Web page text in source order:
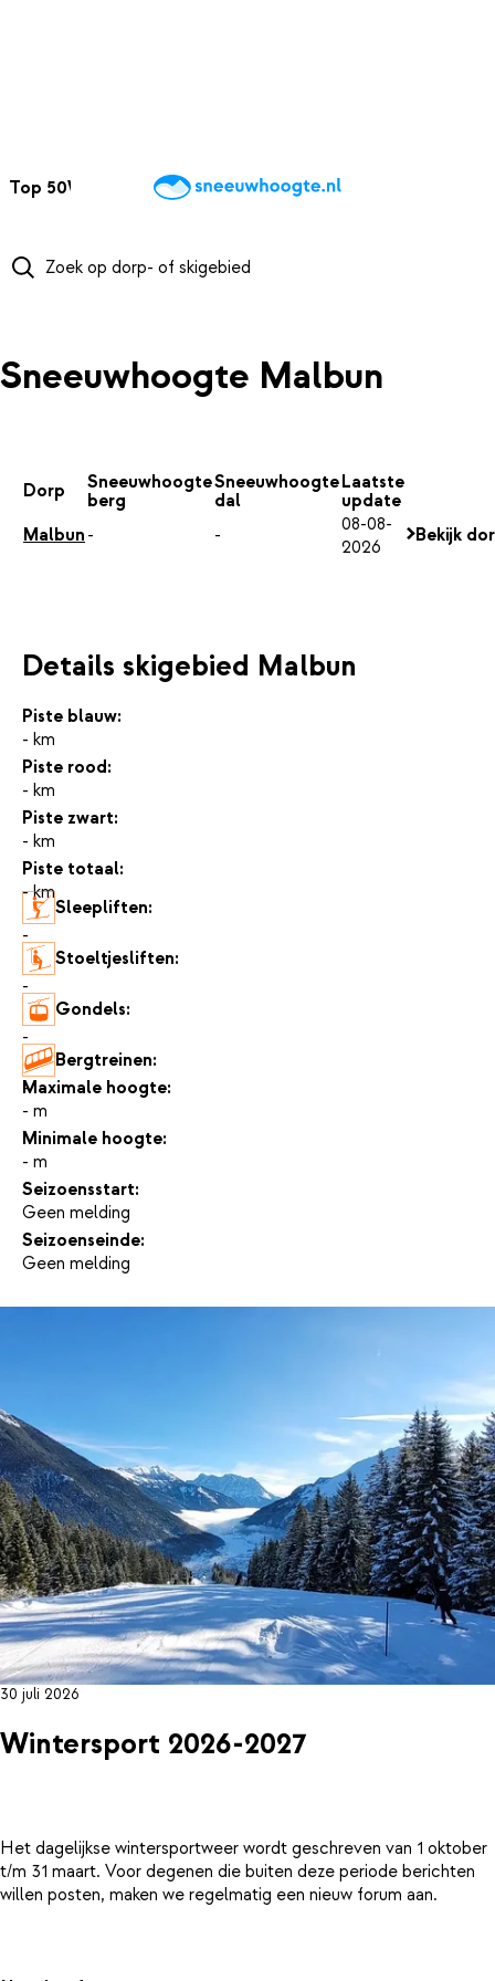
Top 50Webcams WintersportweerKaarten
Sneeuwhoogte Malbun
Dorp
Sneeuwhoogte
berg
Sneeuwhoogte
dal
Laatste
update
Malbun - -
08-08-
2026
Bekijk
Details skigebied Malbun
Piste blauw:
- km
Piste rood:
- km
Piste zwart:
- km
Piste totaal:
- km
Sleepliften:
-
Stoeltjesliften:
-
Gondels:
-
Bergtreinen:
-
Maximale hoogte:
- m
Minimale hoogte:
- m
Seizoensstart:
Geen melding
Seizoenseinde:
Geen melding
30 juli 2026
Wintersport 2026-2027
Het dagelijkse wintersportweer wordt geschreven van 1 oktober
t/m 31 maart. Voor degenen die buiten deze periode berichten
willen posten, maken we regelmatig een nieuw forum aan.